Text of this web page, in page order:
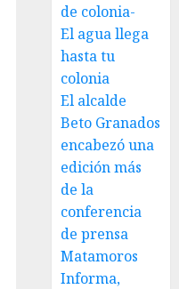
de colonia-
El agua llega
hasta tu
colonia
El alcalde
Beto Granados
encabezó una
edición más
de la
conferencia
de prensa
Matamoros
Informa,